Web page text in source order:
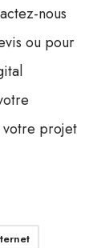
nous
ou pour
votre projet